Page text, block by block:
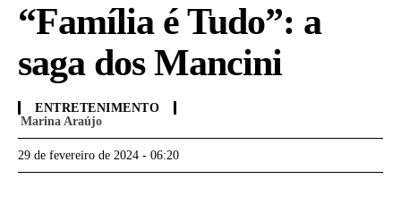
“Família é Tudo”: a
saga dos Mancini
ENTRETENIMENTO
Marina Araújo
29 de fevereiro de 2024 - 06:20